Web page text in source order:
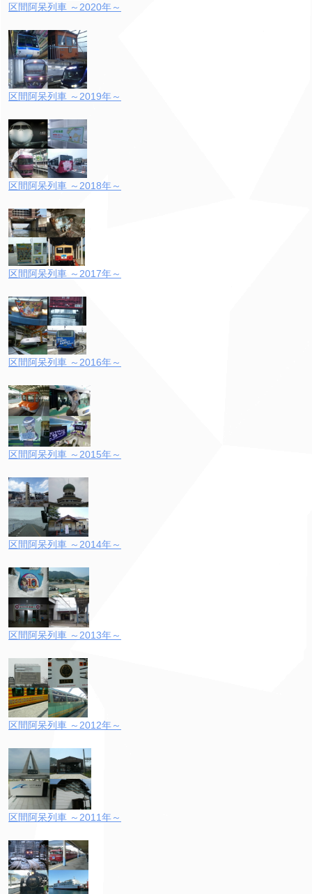
区間阿呆列車 ～2020年～
区間阿呆列車 ～2019年～
区間阿呆列車 ～2018年～
区間阿呆列車 ～2017年～
区間阿呆列車 ～2016年～
区間阿呆列車 ～2015年～
区間阿呆列車 ～2014年～
区間阿呆列車 ～2013年～
区間阿呆列車 ～2012年～
区間阿呆列車 ～2011年～